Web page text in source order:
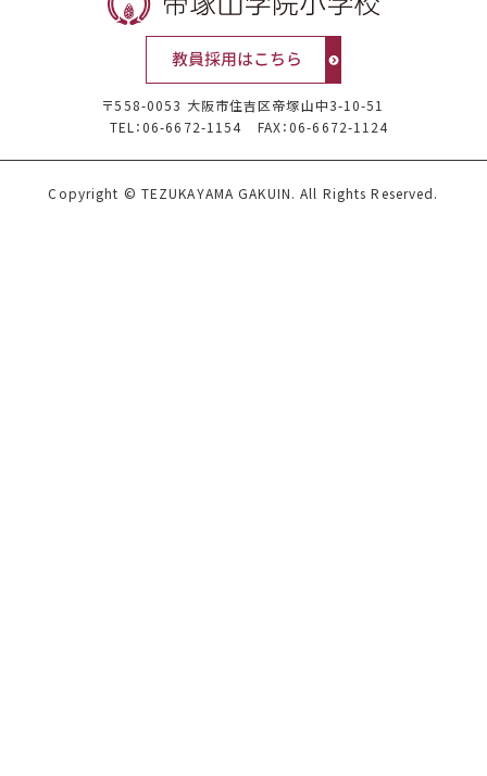
〒558-0053 大阪市住吉区帝塚山中3-10-51
TEL：06-6672-1154
FAX：06-6672-1124
Copyright © TEZUKAYAMA GAKUIN. All Rights Reserved.